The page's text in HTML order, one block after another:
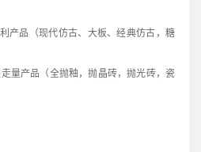
产品（现代仿古、大板、经典仿古，糖
量产品（全抛釉，抛晶砖，抛光砖，瓷